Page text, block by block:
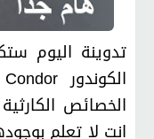
تدوينة اليوم
الخصائص
انت لا تعلم